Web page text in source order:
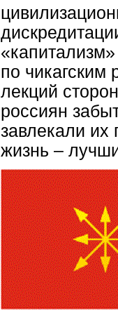
по чикагским
лекций
россиян
завлекали их
жизнь –